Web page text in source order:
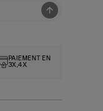
PAIEMENT EN
3X,4X